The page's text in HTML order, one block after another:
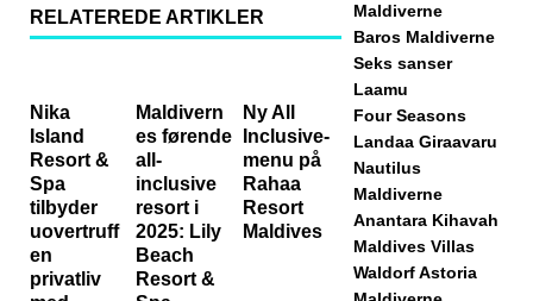
RELATEREDE ARTIKLER
Nika
Island
Resort &
Spa
tilbyder
uovertruff
en
privatliv
Maldivern
es førende
all-
inclusive
resort i
2025: Lily
Beach
Resort &
Ny All
Inclusive-
menu på
Rahaa
Resort
Maldives
Maldiverne
Baros Maldiverne
Seks sanser
Laamu
Four Seasons
Landaa Giraavaru
Nautilus
Maldiverne
Anantara Kihavah
Maldives Villas
Waldorf Astoria